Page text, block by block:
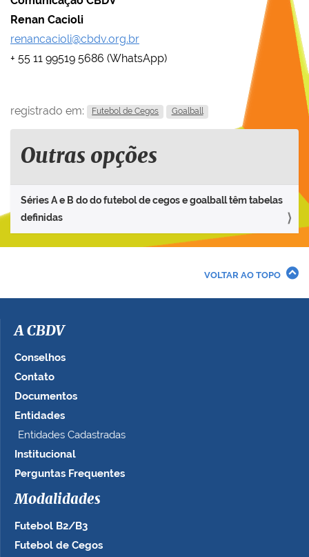
Renan Cacioli
renancacioli@cbdv.org.br
+ 55 11 99519 5686 (WhatsApp)
registrado em: Futebol de Cegos Goalball
Outras opções
Séries A e B do do futebol de cegos e goalball têm tabelas
definidas
VOLTAR AO TOPO
A CBDV
Conselhos
Contato
Documentos
Entidades
Entidades Cadastradas
Institucional
Perguntas Frequentes
Modalidades
Futebol B2/B3
Futebol de Cegos